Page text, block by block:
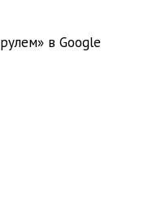
в Google